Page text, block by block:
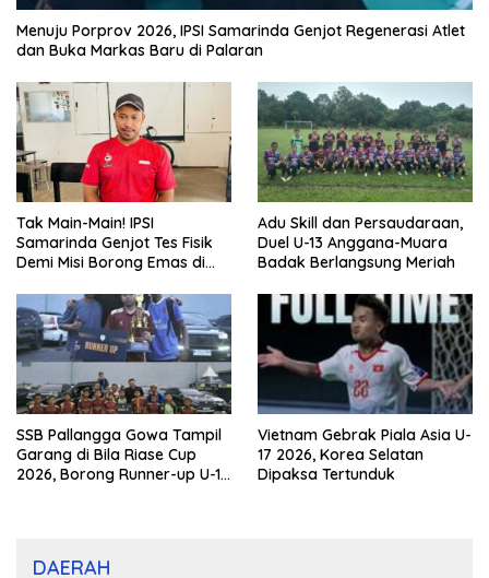
Menuju Porprov 2026, IPSI Samarinda Genjot Regenerasi Atlet
dan Buka Markas Baru di Palaran
Tak Main-Main! IPSI
Samarinda Genjot Tes Fisik
Demi Misi Borong Emas di
Adu Skill dan Persaudaraan,
Duel U-13 Anggana-Muara
Badak Berlangsung Meriah
SSB Pallangga Gowa Tampil
Garang di Bila Riase Cup
2026, Borong Runner-up U-10
Vietnam Gebrak Piala Asia U-
17 2026, Korea Selatan
Dipaksa Tertunduk
DAERAH